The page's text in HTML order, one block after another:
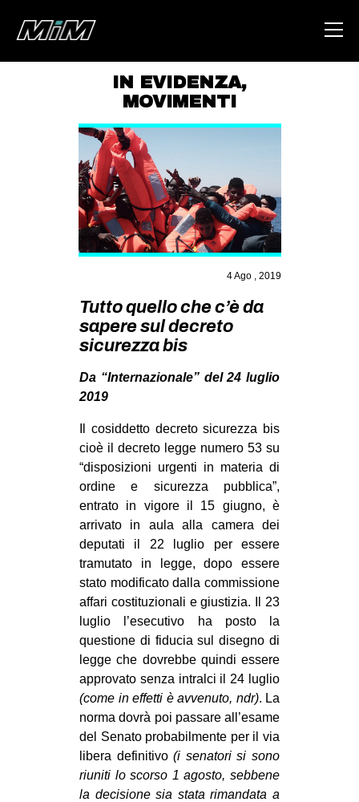
HOME
AREA
DEGENERAZIONE
GAZA FREESTYLE
CSOA LAMBRETTA
STUDENTI TSUNAMI
ZAM
SPAZI
SPORT POPOLARE
MOVIMENTI
AMBIENTE
ANTIFASCISMO
DIRITTO ALL’ABITARE
MIGRAZIONI
PRECARIATO
REPRESSIONE
STUDENTI
CULTURE
ARTE
CINEMA
IN EVIDENZA,
MOVIMENTI
4 Ago , 2019
Tutto quello che c’è da
sapere sul decreto
sicurezza bis
Da “Internazionale” del 24 luglio
2019
Il cosiddetto decreto sicurezza bis
cioè il decreto legge numero 53 su
“disposizioni urgenti in materia di
ordine e sicurezza pubblica”,
entrato in vigore il 15 giugno, è
arrivato in aula alla camera dei
deputati il 22 luglio per essere
tramutato in legge, dopo essere
stato modificato dalla commissione
affari costituzionali e giustizia. Il 23
luglio l’esecutivo ha posto la
questione di fiducia sul disegno di
legge che dovrebbe quindi essere
approvato senza intralci il 24 luglio
(come in effetti è avvenuto, ndr). La
norma dovrà poi passare all’esame
del Senato probabilmente per il via
libera definitivo(i senatori si sono
riuniti lo scorso 1 agosto, sebbene
la decisione sia stata rimandata a